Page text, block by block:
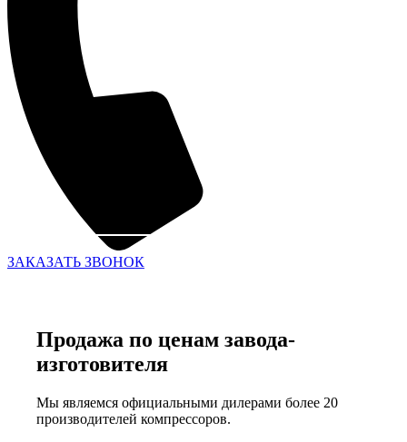
ЗАКАЗАТЬ ЗВОНОК
Продажа по ценам завода-
изготовителя
Мы являемся официальными дилерами более 20
производителей компрессоров.